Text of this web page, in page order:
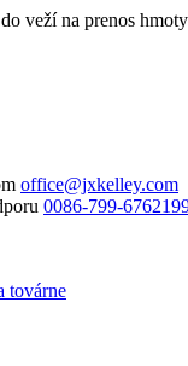
do veží na prenos
office@jxkelley.com
0086-799-
továrne